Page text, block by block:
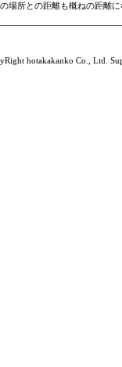
場所との距離も概ねの距離
hotakakanko Co., Ltd.